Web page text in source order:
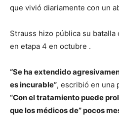
que vivió diariamente con un
Strauss hizo pública su
en etapa 4 en octubre .
“Se ha extendido
es incurable”, escribió en una
“Con el tratamiento puede
que los médicos de” pocos